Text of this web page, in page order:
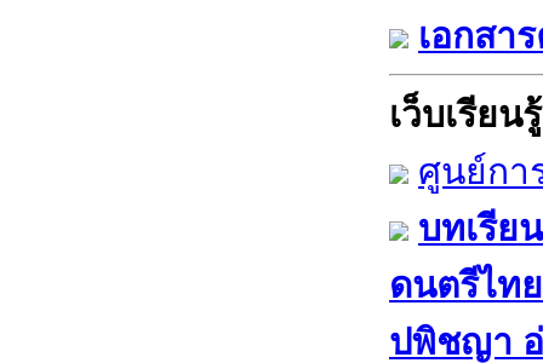
เอกสา
เว็บเรียนรู้
ศูนย์กา
บทเรีย
ดนตรีไท
ปพิชญา​ อ่